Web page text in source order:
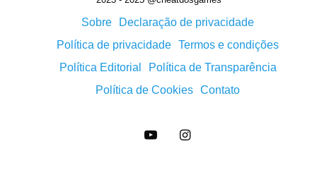
Sobre
Declaração de privacidade
Política de privacidade Termos e condições
Política Editorial
Política de Transparência
Política de Cookies Contato
YouTubeInstagram